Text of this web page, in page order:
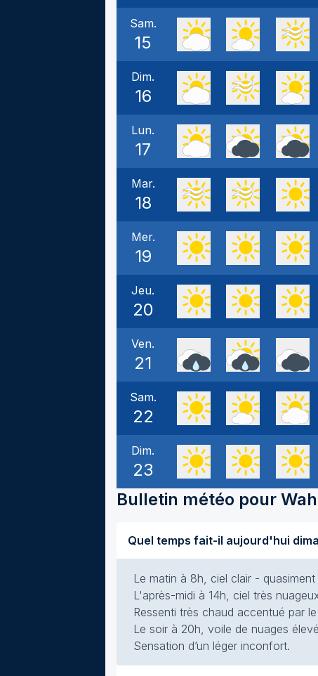
Sam.
15
Dim.
16
Lun.
17
Mar.
18
Mer.
19
Jeu.
20
Ven.
21
Sam.
22
Dim.
23
Bulletin météo pour
Le matin à 8h, ciel clair -
L'après-midi à 14h, ciel très
Ressenti très chaud accentué par
Le soir à 20h, voile de nuages
Sensation d’un léger inconfort.